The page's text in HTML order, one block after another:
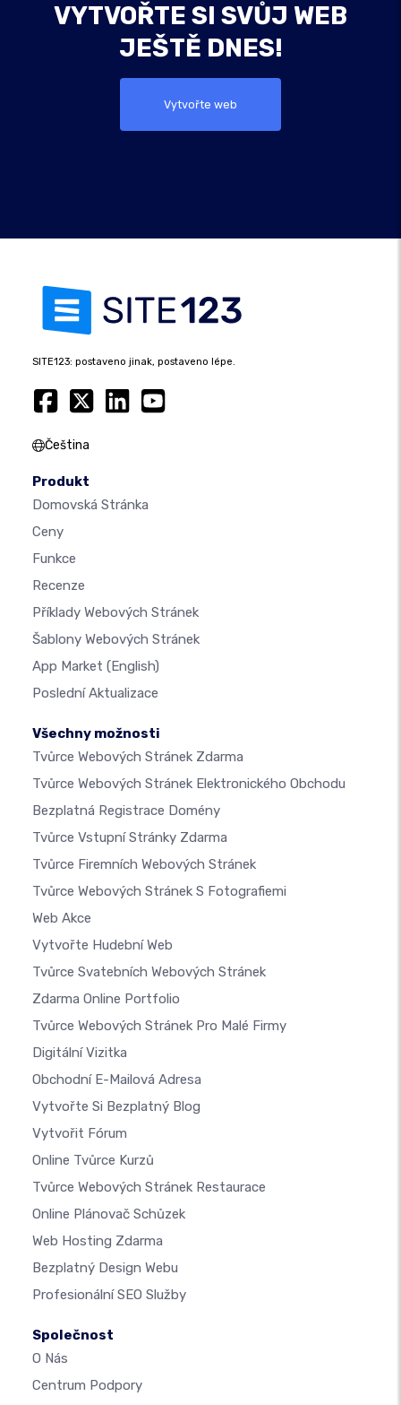
VYTVOŘTE SI SVŮJ WEB
JEŠTĚ DNES!
Vytvořte web
SITE123: postaveno jinak, postaveno lépe.
Čeština
Produkt
Domovská Stránka
Ceny
Funkce
Recenze
Příklady Webových Stránek
Šablony Webových Stránek
App Market (English)
Poslední Aktualizace
Všechny možnosti
Tvůrce Webových Stránek Zdarma
Tvůrce Webových Stránek Elektronického Obchodu
Bezplatná Registrace Domény
Tvůrce Vstupní Stránky Zdarma
Tvůrce Firemních Webových Stránek
Tvůrce Webových Stránek S Fotografiemi
Web Akce
Vytvořte Hudební Web
Tvůrce Svatebních Webových Stránek
Zdarma Online Portfolio
Tvůrce Webových Stránek Pro Malé Firmy
Digitální Vizitka
Obchodní E-Mailová Adresa
Vytvořte Si Bezplatný Blog
Vytvořit Fórum
Online Tvůrce Kurzů
Tvůrce Webových Stránek Restaurace
Online Plánovač Schůzek
Web Hosting Zdarma
Bezplatný Design Webu
Profesionální SEO Služby
Společnost
O Nás
Centrum Podpory